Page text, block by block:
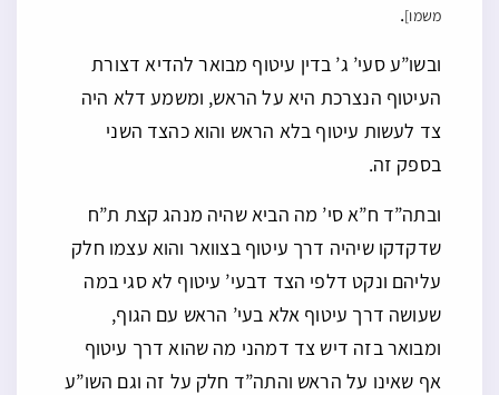
משמו].
ובשו”ע סעי’ ג’ בדין עיטוף מבואר להדיא דצורת
העיטוף הנצרכת היא על הראש, ומשמע דלא היה
צד לעשות עיטוף בלא הראש והוא כהצד השני
בספק זה.
ובתה”ד ח”א סי’ מה הביא שהיה מנהג קצת ת”ח
שדקדקו שיהיה דרך עיטוף בצוואר והוא עצמו חלק
עליהם ונקט דלפי הצד דבעי’ עיטוף לא סגי במה
שעושה דרך עיטוף אלא בעי’ הראש עם הגוף,
ומבואר בזה דיש צד דמהני מה שהוא דרך עיטוף
אף שאינו על הראש והתה”ד חלק על זה וגם השו”ע